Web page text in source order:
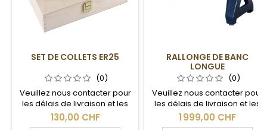
SET DE COLLETS ER25
(0)
Veuillez nous contacter pour
les délais de livraison et les
frais de port.
130,00 CHF
RALLONGE DE BANC
LONGUE
(0)
Veuillez nous contacter pour
les délais de livraison et les
frais de port.
1 999,00 CHF